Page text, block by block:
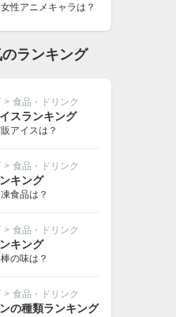
性アニメキャラは？
のランキング
> 食品・ドリンク
スランキング
アイスは？
> 食品・ドリンク
キング
食品は？
> 食品・ドリンク
キング
の味は？
> 食品・ドリンク
の種類ランキング